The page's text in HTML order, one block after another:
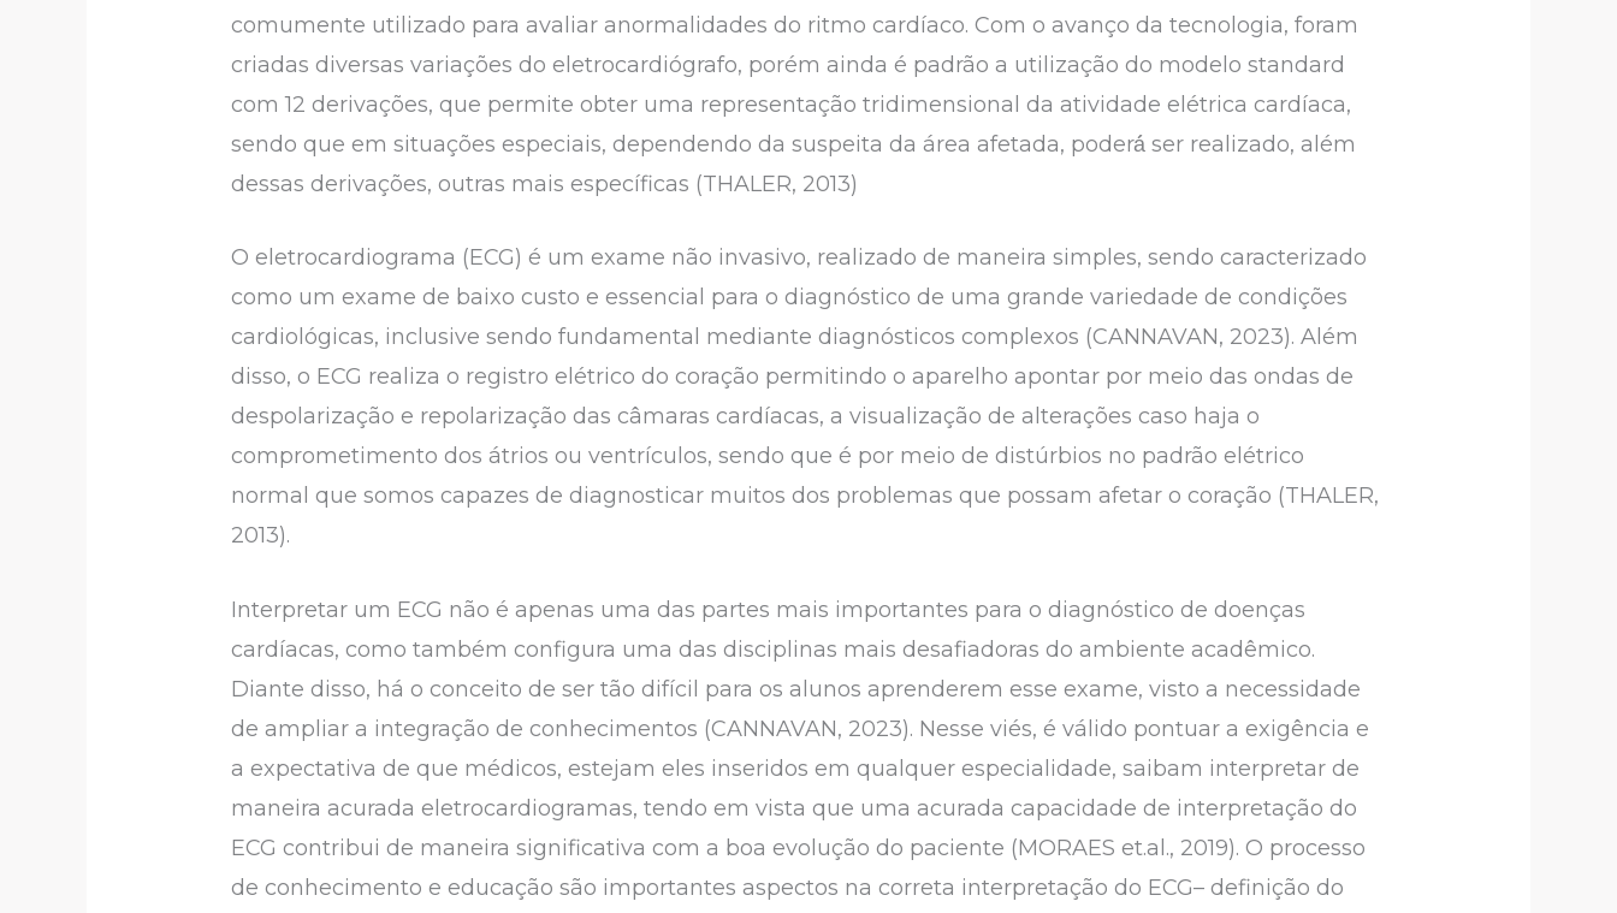
comumente utilizado para avaliar anormalidades do ritmo cardíaco. Com o avanço da tecnologia, foram
criadas diversas variações do eletrocardiógrafo, porém ainda é padrão a utilização do modelo standard
com 12 derivações, que permite obter uma representação tridimensional da atividade elétrica cardíaca,
sendo que em situações especiais, dependendo da suspeita da área afetada, poderá́ ser realizado, além
dessas derivações, outras mais específicas (THALER, 2013)
O eletrocardiograma (ECG) é um exame não invasivo, realizado de maneira simples, sendo caracterizado
como um exame de baixo custo e essencial para o diagnóstico de uma grande variedade de condições
cardiológicas, inclusive sendo fundamental mediante diagnósticos complexos (CANNAVAN, 2023). Além
disso, o ECG realiza o registro elétrico do coração permitindo o aparelho apontar por meio das ondas de
despolarização e repolarização das câmaras cardíacas, a visualização de alterações caso haja o
comprometimento dos átrios ou ventrículos, sendo que é por meio de distúrbios no padrão elétrico
normal que somos capazes de diagnosticar muitos dos problemas que possam afetar o coração (THALER,
2013).
Interpretar um ECG não é apenas uma das partes mais importantes para o diagnóstico de doenças
cardíacas, como também configura uma das disciplinas mais desafiadoras do ambiente acadêmico.
Diante disso, há o conceito de ser tão difícil para os alunos aprenderem esse exame, visto a necessidade
de ampliar a integração de conhecimentos (CANNAVAN, 2023). Nesse viés, é válido pontuar a exigência e
a expectativa de que médicos, estejam eles inseridos em qualquer especialidade, saibam interpretar de
maneira acurada eletrocardiogramas, tendo em vista que uma acurada capacidade de interpretação do
ECG contribui de maneira significativa com a boa evolução do paciente (MORAES et.al., 2019). O processo
de conhecimento e educação são importantes aspectos na correta interpretação do ECG– definição do